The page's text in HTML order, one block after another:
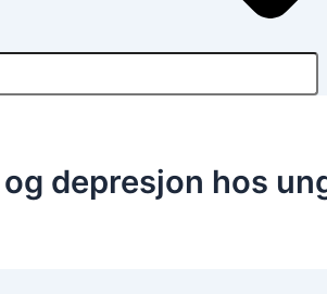
depresjon hos